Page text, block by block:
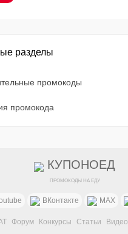
разделы
промокоды
промокода
КУПОНОЕД
ПРОМОКОДЫ НА ЕДУ
ВКонтакте MAX
Форум Конкурсы Статьи Видео